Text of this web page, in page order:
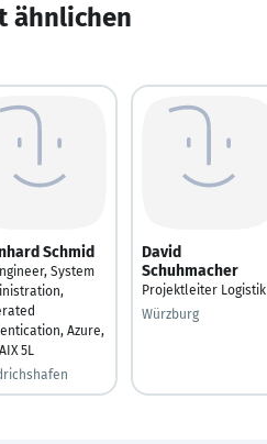
ähnlichen
Schmid
System
Azure,
5L
David
Schuhmacher
Projektleiter Logistik
Würzburg